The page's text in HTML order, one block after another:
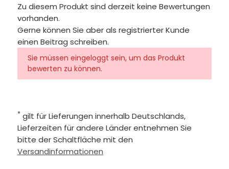
Zu diesem Produkt sind derzeit keine Bewertungen
vorhanden.
Gerne können Sie aber als registrierter Kunde
einen Beitrag schreiben.
Sie müssen eingeloggt sein, um das Produkt
bewerten zu können.
* gilt für Lieferungen innerhalb Deutschlands,
Lieferzeiten für andere Länder entnehmen Sie
bitte der Schaltfläche mit den
Versandinformationen